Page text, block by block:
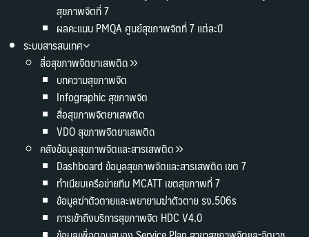
สุขภาพจิตที่ 7
ผลคะแนน PMQA ศูนย์สุขภาพจิตที่ 7 แต่ละปี
ระบบสารสนเทศ
สื่อสุขภาพจิตยาเสพติด
บทความสุขภาพจิต
Infographic สุขภาพจิต
สื่อสุขภาพจิตยาเสพติด
VDO สุขภาพจิตยาเสพติด
คลังข้อมูลสุขภาพจิตและสารเสพติด
Dashboard ข้อมูลสุขภาพจิตและสารเสพติด เขต 7
ทำเนียบเครือข่ายทีม MCATT เขตสุขภาพที่ 7
ข้อมูลฆ่าตัวตายและพยายามฆ่าตัวตาย รง.506s
การเข้าถึงบริการสุขภาพจิต HDC V4.0